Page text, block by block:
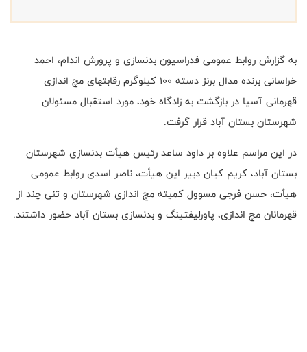
به گزارش روابط عمومی فدراسیون بدنسازی و پرورش اندام، احمد
خراسانی برنده مدال برنز دسته 100 کیلوگرم رقابتهای مچ اندازی
قهرمانی آسیا در بازگشت به زادگاه خود، مورد استقبال مسئولان
شهرستان بستان آباد قرار گرفت.
در این مراسم علاوه بر داود ساعد رئیس هیأت بدنسازی شهرستان
بستان آباد، کریم کیان دبیر این هیأت، ناصر اسدی روابط عمومی
هیأت، حسن فرجی مسوول کمیته مچ اندازی شهرستان و تنی چند از
قهرمانان مچ اندازی، پاورلیفتینگ و بدنسازی بستان آباد حضور داشتند.